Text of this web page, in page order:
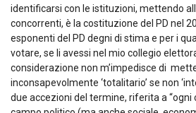
identificarsi con le istituzioni, mettendo
concorrenti, è la costituzione del PD nel
esponenti del PD degni di stima e per i
votare, se li avessi nel mio collegio
considerazione non m’impedisce di
inconsapevolmente ‘totalitario’ se non
due accezioni del termine, riferita a “ogni